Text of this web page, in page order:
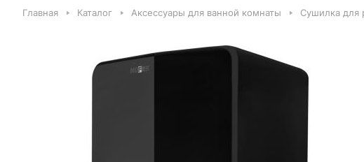
Главная Каталог Аксессуары для ванной комнаты Сушилка для